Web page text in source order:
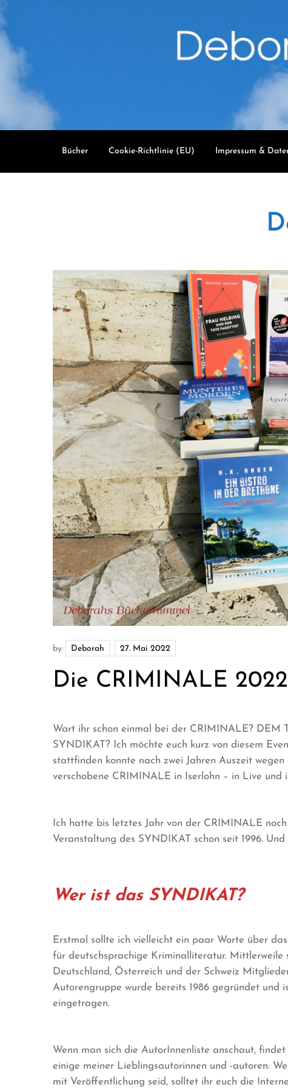
content
Bücher Cookie-Richtlinie (EU) Impressum &
by: Deborah
Die CRIMINALE
Wart ihr schon einmal bei der CRIMINALE? DEM
SYNDIKAT? Ich möchte euch kurz von diesem
stattfinden konnte nach zwei Jahren Auszeit
verschobene CRIMINALE in Iserlohn – in Live und
Ich hatte bis letztes Jahr von der CRIMINALE
Veranstaltung des SYNDIKAT schon seit 1996.
Wer ist das SYNDIKAT?
Erstmal sollte ich vielleicht ein paar Worte über
für deutschsprachige Kriminalliteratur.
Deutschland, Österreich und der Schweiz
Autorengruppe wurde bereits 1986 gegründet und
eingetragen.
Wenn man sich die AutorInnenliste anschaut,
einige meiner Lieblingsautorinnen und -autoren.
mit Veröffentlichung seid, solltet ihr euch die